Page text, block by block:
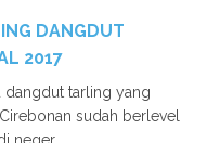
DANGDUT
2017
dangdut tarling yang
sudah berlevel